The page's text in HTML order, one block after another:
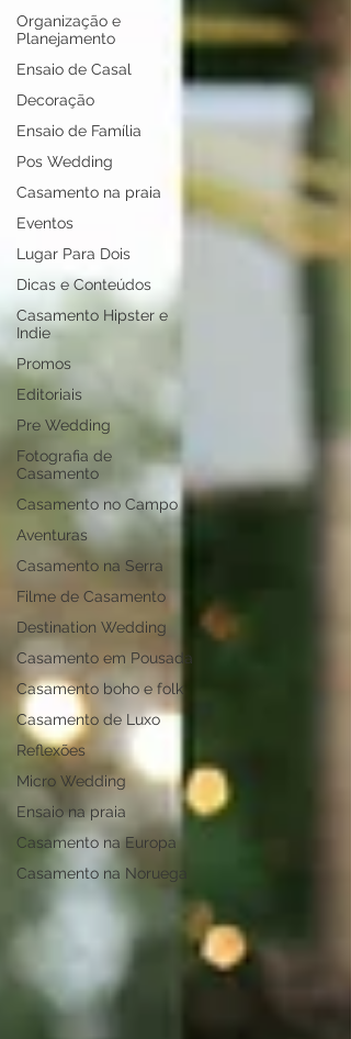
Organização e
Planejamento
Ensaio de Casal
Decoração
Ensaio de Família
Pos Wedding
Casamento na praia
Eventos
Lugar Para Dois
Dicas e Conteúdos
Casamento Hipster e
Indie
Promos
Editoriais
Pre Wedding
Fotografia de
Casamento
Casamento no Campo
Aventuras
Casamento na Serra
Filme de Casamento
Destination Wedding
Casamento em Pousada
Casamento boho e folk
Casamento de Luxo
Reflexões
Micro Wedding
Ensaio na praia
Casamento na Europa
Casamento na Noruega